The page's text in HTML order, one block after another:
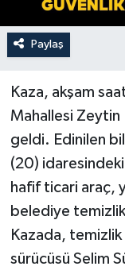
Paylaş
Kaza, akşam
Mahallesi Zeytin
geldi. Edinilen
(20)
hafif ticari araç,
belediye
Kazada, temizlik
sürücüsü Selim